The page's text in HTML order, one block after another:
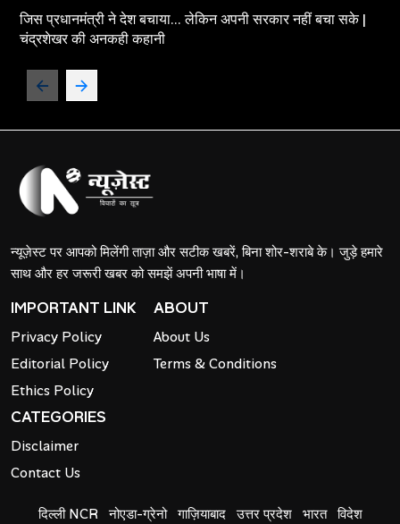
जिस प्रधानमंत्री ने देश बचाया... लेकिन अपनी सरकार नहीं बचा सके |
चंद्रशेखर की अनकही कहानी
न्यूज़ेस्ट पर आपको मिलेंगी ताज़ा और सटीक खबरें, बिना शोर-शराबे के। जुड़े हमारे
साथ और हर जरूरी खबर को समझें अपनी भाषा में।
IMPORTANT LINK
Privacy Policy
Editorial Policy
Ethics Policy
ABOUT
About Us
Terms & Conditions
CATEGORIES
Disclaimer
Contact Us
दिल्ली NCR नोएडा-ग्रेनो गाज़ियाबाद उत्तर प्रदेश भारत विदेश